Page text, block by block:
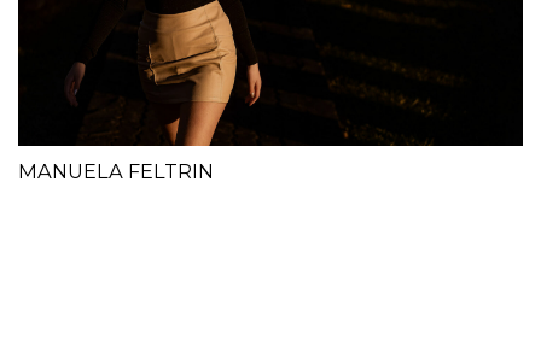
MANUELA FELTRIN